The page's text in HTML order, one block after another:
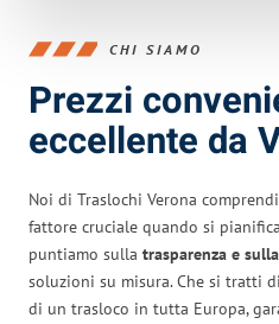
CHI SIAMO
Prezzi
eccellente da
Noi di Traslochi Verona
fattore cruciale quando si
puntiamo sulla trasparenza e
soluzioni su misura. Che si tratti
di un trasloco in tutta Europa,